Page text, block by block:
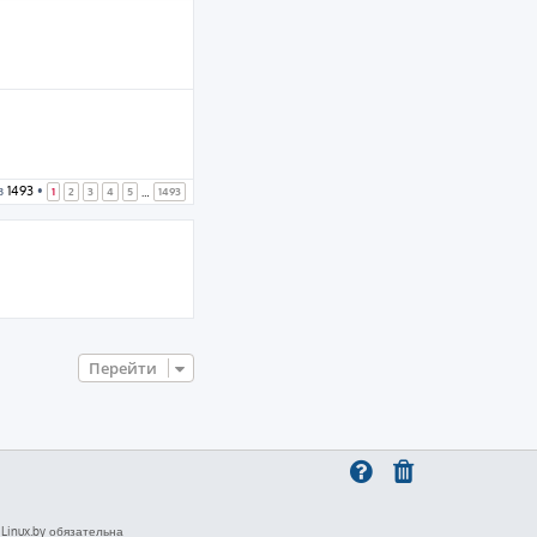
1493 • 1 2 3 4 5 1493
Перейти
обязательна